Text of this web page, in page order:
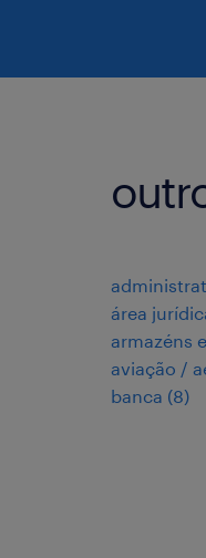
área
armazéns
aviação /
banca (8)